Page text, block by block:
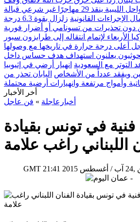
أمن السواحل الليبية ينقذ 29 مهاجرًا غير شرعي قبالة
الإجراءات القانونية
زلزال بقوة 6.3 درجة
دون تحذيرات من تسونامي أو أضرار فورية
لإتمام انتقاله إلى طرابزون سبور
أعلى درجة حرارة في تاريخها مع وصولها
يعلنون استهداف هدف حساس داخل
مع السعودية انهيار أرضي في إثيوبيا
اليابان تحذر من
وأمواج مرتفعة وانهيارات أرضية محتملة
أخر الأخبار
أخبارعاجلة » فن عاجل
في تونس بقيادة
اللبناني راغب علامة
GMT / أغسطس